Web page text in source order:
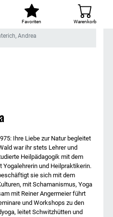
Favoriten Warenkorb
Andrea
Ihre Liebe zur Natur begleitet
war ihr stets Lehrer und
Heilpädagogik mit dem
und Heilpraktikerin.
sie sich mit dem
mit Schamanismus, Yoga
mit Reiner Angermeier führt
und Workshops zu den
leitet Schwitzhütten und